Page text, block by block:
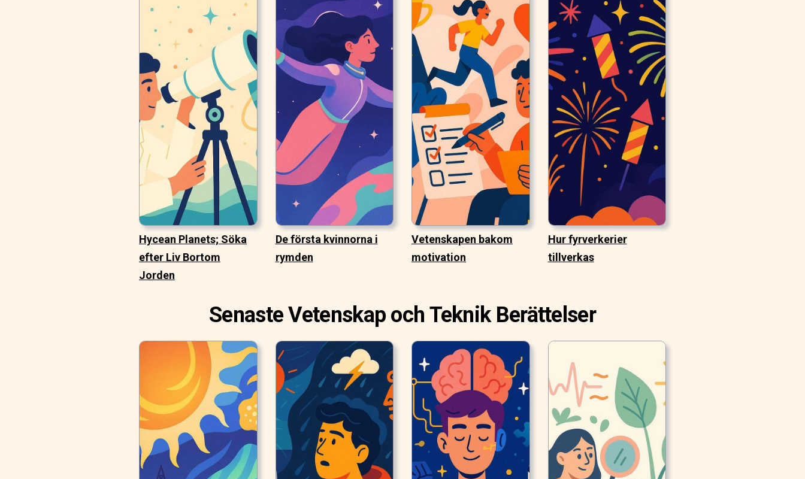
Hycean Planets; Söka
efter Liv Bortom
Jorden
De första kvinnorna i
rymden
Vetenskapen bakom
motivation
Hur fyrverkerier
tillverkas
Senaste Vetenskap och Teknik Berättelser